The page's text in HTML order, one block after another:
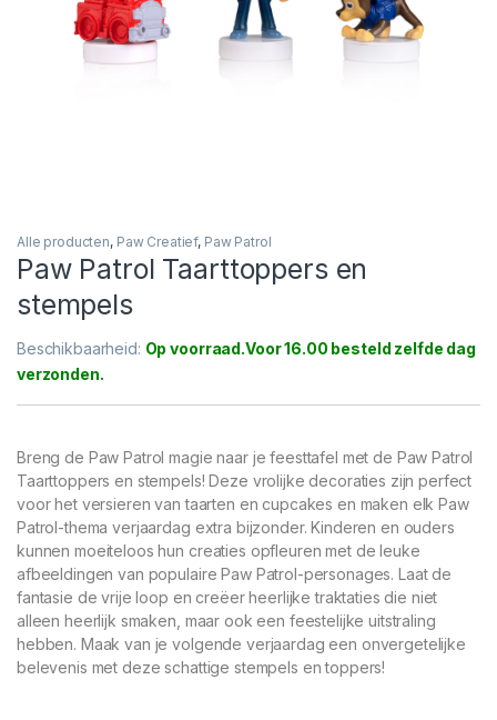
Alle producten, Paw Creatief, Paw Patrol
Paw Patrol Taarttoppers en
stempels
Beschikbaarheid: Op voorraad
Breng de Paw Patrol magie naar je feesttafel met de Paw Patrol
Taarttoppers en stempels! Deze vrolijke decoraties zijn perfect
voor het versieren van taarten en cupcakes en maken elk Paw
Patrol-thema verjaardag extra bijzonder. Kinderen en ouders
kunnen moeiteloos hun creaties opfleuren met de leuke
afbeeldingen van populaire Paw Patrol-personages. Laat de
fantasie de vrije loop en creëer heerlijke traktaties die niet
alleen heerlijk smaken, maar ook een feestelijke uitstraling
hebben. Maak van je volgende verjaardag een onvergetelijke
belevenis met deze schattige stempels en toppers!